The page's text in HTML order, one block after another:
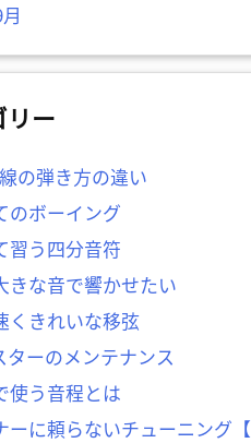
リー
の弾き方の違い
のボーイング
習う四分音符
きな音で響かせたい
くきれいな移弦
ターのメンテナンス
使う音程とは
ーに頼らないチューニング